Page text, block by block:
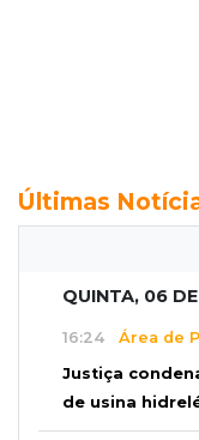
Últimas
QUINTA, 06
16:24 Área de
Justiça
de usina